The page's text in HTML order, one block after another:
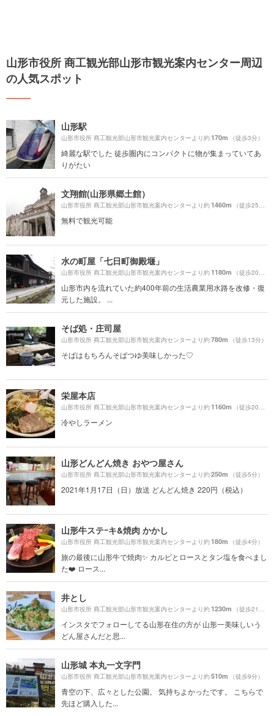
山形市役所 商工観光部山形市観光案内センター周辺
の人気スポット
山形駅
山形市役所 商工観光部山形市観光案内センターより約170m （徒歩3分）
綺麗な駅でした 徒歩圏内にコンパクトに物が集まっていてあ
りがたい
文翔館(山形県郷土館）
山形市役所 商工観光部山形市観光案内センターより約1460m （徒歩25分）
無料で観光可能
水の町屋「七日町御殿堰」
山形市役所 商工観光部山形市観光案内センターより約1180m （徒歩20分）
山形市内を流れていた約400年前の生活農業用水路を改修・復
元した施設。 ...
そば処・庄司屋
山形市役所 商工観光部山形市観光案内センターより約780m （徒歩13分）
そばはもちろんそばつゆ美味しかった♡
栄屋本店
山形市役所 商工観光部山形市観光案内センターより約1160m （徒歩20分）
冷やしラーメン
山形どんどん焼き おやつ屋さん
山形市役所 商工観光部山形市観光案内センターより約250m （徒歩5分）
2021年1月17日（日）放送 どんどん焼き 220円（税込）
山形牛ステｰキ&焼肉 かかし
山形市役所 商工観光部山形市観光案内センターより約180m （徒歩4分）
旅の最後に山形牛で焼肉✨ カルビとロースとタン塩を食べまし
た❤️ ロース...
井とし
山形市役所 商工観光部山形市観光案内センターより約1230m （徒歩21分）
インスタでフォローしてる山形在住の方が 山形一美味しいう
どん屋さんだと思...
山形城 本丸一文字門
山形市役所 商工観光部山形市観光案内センターより約510m （徒歩9分）
青空の下、広々とした公園。 気持ちよかったです。 こちらで
先ほど購入した...